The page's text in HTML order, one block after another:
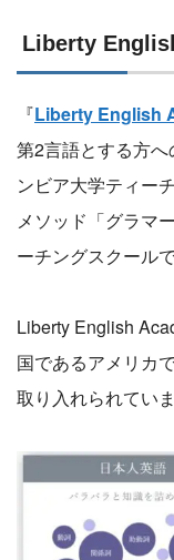
Liberty
『Liberty English
第2言語とする方
ンビア大学ティー
メソッド「グラマ
ーチングスクールで
Liberty English
国であるアメリカ
取り入れられていま